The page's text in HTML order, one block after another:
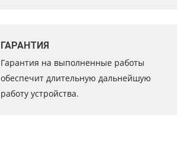
ГАРАНТИЯ
Гарантия на выполненные работы
обеспечит длительную дальнейшую
работу устройства.